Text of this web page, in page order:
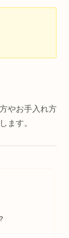
やお手入れ方
ます。